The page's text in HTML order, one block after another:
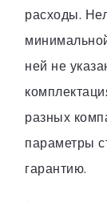
расходы.
ней не
разных
параметры
гарантию.